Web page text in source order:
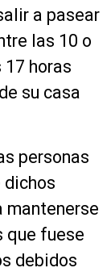
a pasear
las 10 o
17 horas
su casa
personas
dichos
mantenerse
que fuese
debidos